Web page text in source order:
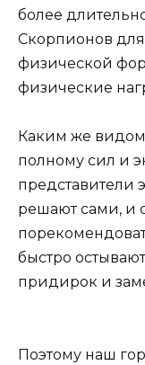
более
Скорпионов
физической
физические
Каким же видом
полному сил и
представители
решают сами, и
быстро
придирок и
Поэтому наш